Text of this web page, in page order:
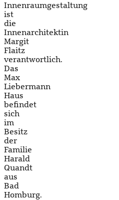
Innenraumgestaltung
ist
die
Innenarchitektin
Margit
Flaitz
verantwortlich.
Das
Max
Liebermann
Haus
befindet
sich
im
Besitz
der
Familie
Harald
Quandt
aus
Bad
Homburg.